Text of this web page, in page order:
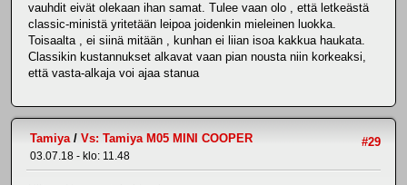
vauhdit eivät olekaan ihan samat. Tulee vaan olo , että letkeästä
classic-ministä yritetään leipoa joidenkin mieleinen luokka.
Toisaalta , ei siinä mitään , kunhan ei liian isoa kakkua haukata.
Classikin kustannukset alkavat vaan pian nousta niin korkeaksi,
että vasta-alkaja voi ajaa stanua
#29
Tamiya / Vs: Tamiya M05 MINI COOPER
03.07.18 - klo: 11.48